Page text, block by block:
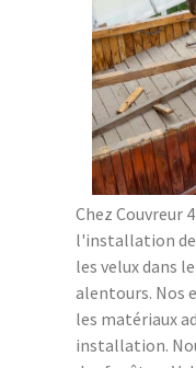
Chez Couvreur
l'installation
les velux dans
alentours. Nos
les matériaux
installation.